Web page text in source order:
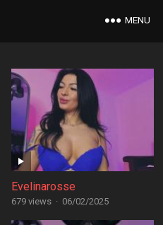
MENU
Evelinarosse
679 views · 06/02/2025